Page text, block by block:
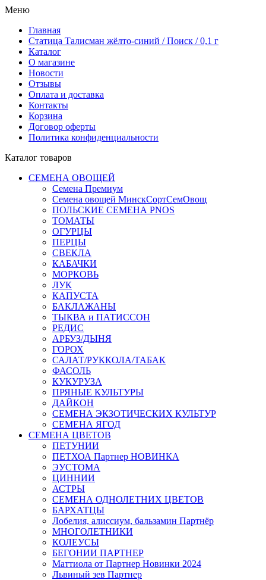
Меню
Главная
Статица Талисман жёлто-синий / Поиск / 0,1 г
Каталог
О магазине
Новости
Отзывы
Оплата и доставка
Контакты
Корзина
Договор оферты
Политика конфиденциальности
Каталог товаров
СЕМЕНА ОВОЩЕЙ
Семена Премиум
Семена овощей МинскСортСемОвощ
ПОЛЬСКИЕ СЕМЕНА PNOS
ТОМАТЫ
ОГУРЦЫ
ПЕРЦЫ
СВЕКЛА
КАБАЧКИ
МОРКОВЬ
ЛУК
КАПУСТА
БАКЛАЖАНЫ
ТЫКВА и ПАТИССОН
РЕДИС
АРБУЗ/ДЫНЯ
ГОРОХ
САЛАТ/РУККОЛА/ТАБАК
ФАСОЛЬ
КУКУРУЗА
ПРЯНЫЕ КУЛЬТУРЫ
ДАЙКОН
СЕМЕНА ЭКЗОТИЧЕСКИХ КУЛЬТУР
СЕМЕНА ЯГОД
СЕМЕНА ЦВЕТОВ
ПЕТУНИИ
ПЕТХОА Партнер НОВИНКА
ЭУСТОМА
ЦИННИИ
АСТРЫ
СЕМЕНА ОДНОЛЕТНИХ ЦВЕТОВ
БАРХАТЦЫ
Лобелия, алиссиум, бальзамин Партнёр
МНОГОЛЕТНИКИ
КОЛЕУСЫ
БЕГОНИИ ПАРТНЕР
Маттиола от Партнер Новинки 2024
Львиный зев Партнер